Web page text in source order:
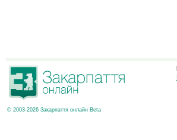
© 2003-2026 Закарпаття онлайн Beta